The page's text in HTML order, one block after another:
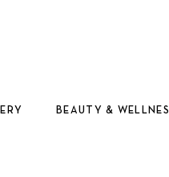
BEAUTY &